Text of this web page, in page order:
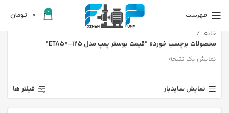
فهرست 0
0 تومان
خانه
محصولات برچسب خورده “قیمت بوستر پمپ مدل 125-ETA50”
نمایش یک نتیجه
نمایش سایدبار فیلتر ها